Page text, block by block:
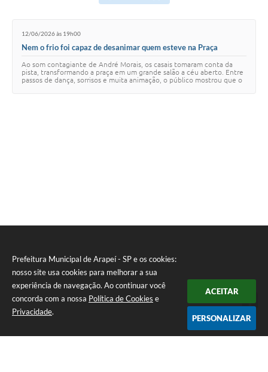
Prefeitura Municipal de Arapeí - SP e os cookies:
nosso site usa cookies para melhorar a sua
experiência de navegação. Ao continuar você
concorda com a nossa Política de Cookies e
Privacidade.
ACEITAR
PERSONALIZAR
Emprega
Enquete
12/06/2026 às 19h00
Nem o frio foi capaz de desanimar quem esteve na Praça
Ao som contagiante de André Morais, os casais tomaram conta da
pista, transformando a praça em um grande salão a céu aberto. Entre
passos de dança, sorrisos e muita animação, o público mostrou que o